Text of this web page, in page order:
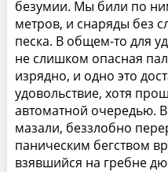
безумии. Мы били по
метров, и снаряды без
песка. В общем-то для
не слишком опасная
изрядно, и одно это
удовольствие, хотя
автоматной очередью.
мазали, беззлобно
паническим бегством
взявшийся на гребне